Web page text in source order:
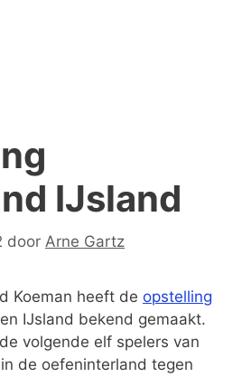
IJsland
door Arne Gartz
Koeman heeft de opstelling
IJsland bekend gemaakt.
volgende elf spelers van
de oefeninterland tegen